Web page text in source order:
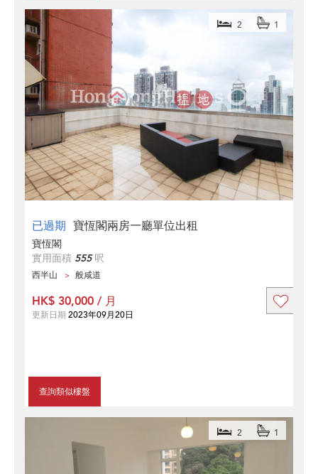
已過期 寶恆閣兩房一廳單位出租
2 1
寶恆閣
實用面積 555呎
西半山 般咸道
查詢類似樓盤
HK$ 30,000 / 月
更新日期 2023年09月20日
2 1